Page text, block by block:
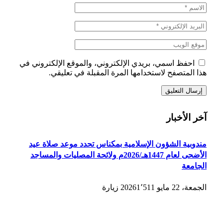
احفظ اسمي، بريدي الإلكتروني، والموقع الإلكتروني في
هذا المتصفح لاستخدامها المرة المقبلة في تعليقي.
آخر الأخبار
مندوبية الشؤون الإسلامية بمكناس تحدد موعد صلاة عيد
الأضحى لعام 1447هـ/2026م ولائحة المصليات والمساجد
الجامعة
الجمعة، 22 مايو 2026 1٬511 زيارة